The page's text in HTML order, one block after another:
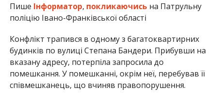
Пише Інформатор, покликаючись на Патрульну
поліцію Івано-Франківської області
Конфлікт трапився в одному з багатоквартирних
будинків по вулиці Степана Бандери. Прибувши на
вказану адресу, потерпіла запросила до
помешкання. У помешканні, окрім неї, перебував її
співмешканець, що вчиняв правопорушення.